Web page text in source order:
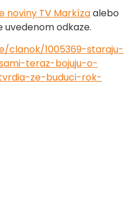
noviny TV Markízaalebo
uvedenom odkaze.
clanok/1005369-staraju-
teraz-bojuju-o-
ze-buduci-rok-